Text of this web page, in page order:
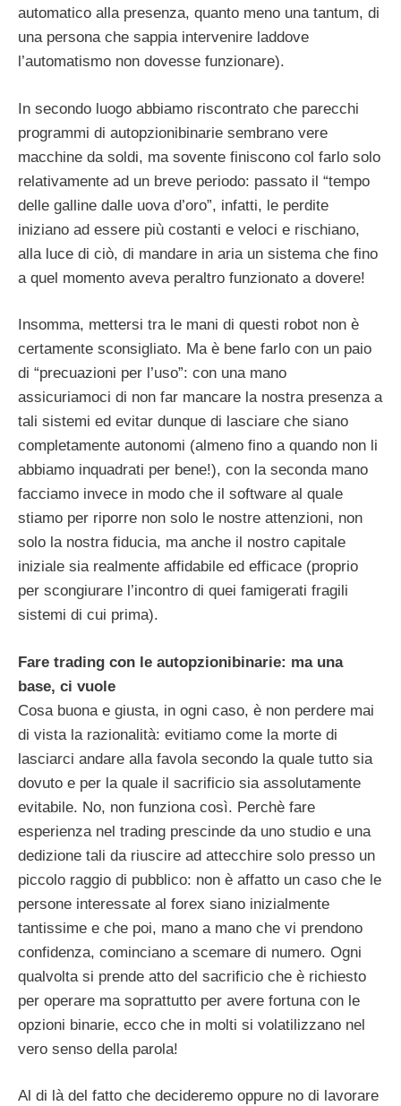
automatico alla presenza, quanto meno una tantum, di
una persona che sappia intervenire laddove
l’automatismo non dovesse funzionare).
In secondo luogo abbiamo riscontrato che parecchi
programmi di autopzionibinarie sembrano vere
macchine da soldi, ma sovente finiscono col farlo solo
relativamente ad un breve periodo: passato il “tempo
delle galline dalle uova d’oro”, infatti, le perdite
iniziano ad essere più costanti e veloci e rischiano,
alla luce di ciò, di mandare in aria un sistema che fino
a quel momento aveva peraltro funzionato a dovere!
Insomma, mettersi tra le mani di questi robot non è
certamente sconsigliato. Ma è bene farlo con un paio
di “precuazioni per l’uso”: con una mano
assicuriamoci di non far mancare la nostra presenza a
tali sistemi ed evitar dunque di lasciare che siano
completamente autonomi (almeno fino a quando non li
abbiamo inquadrati per bene!), con la seconda mano
facciamo invece in modo che il software al quale
stiamo per riporre non solo le nostre attenzioni, non
solo la nostra fiducia, ma anche il nostro capitale
iniziale sia realmente affidabile ed efficace (proprio
per scongiurare l’incontro di quei famigerati fragili
sistemi di cui prima).
Fare trading con le autopzionibinarie: ma una
base, ci vuole
Cosa buona e giusta, in ogni caso, è non perdere mai
di vista la razionalità: evitiamo come la morte di
lasciarci andare alla favola secondo la quale tutto sia
dovuto e per la quale il sacrificio sia assolutamente
evitabile. No, non funziona così. Perchè fare
esperienza nel trading prescinde da uno studio e una
dedizione tali da riuscire ad attecchire solo presso un
piccolo raggio di pubblico: non è affatto un caso che le
persone interessate al forex siano inizialmente
tantissime e che poi, mano a mano che vi prendono
confidenza, cominciano a scemare di numero. Ogni
qualvolta si prende atto del sacrificio che è richiesto
per operare ma soprattutto per avere fortuna con le
opzioni binarie, ecco che in molti si volatilizzano nel
vero senso della parola!
Al di là del fatto che decideremo oppure no di lavorare